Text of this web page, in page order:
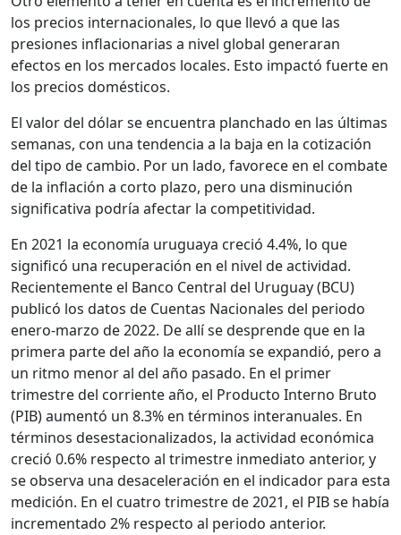
los precios internacionales, lo que llevó a que las
presiones inflacionarias a nivel global generaran
efectos en los mercados locales. Esto impactó fuerte en
los precios domésticos.
El valor del dólar se encuentra planchado en las últimas
semanas, con una tendencia a la baja en la cotización
del tipo de cambio. Por un lado, favorece en el combate
de la inflación a corto plazo, pero una disminución
significativa podría afectar la competitividad.
En 2021 la economía uruguaya creció 4.4%, lo que
significó una recuperación en el nivel de actividad.
Recientemente el Banco Central del Uruguay (BCU)
publicó los datos de Cuentas Nacionales del periodo
enero-marzo de 2022. De allí se desprende que en la
primera parte del año la economía se expandió, pero a
un ritmo menor al del año pasado. En el primer
trimestre del corriente año, el Producto Interno Bruto
(PIB) aumentó un 8.3% en términos interanuales. En
términos desestacionalizados, la actividad económica
creció 0.6% respecto al trimestre inmediato anterior, y
se observa una desaceleración en el indicador para esta
medición. En el cuatro trimestre de 2021, el PIB se había
incrementado 2% respecto al periodo anterior.